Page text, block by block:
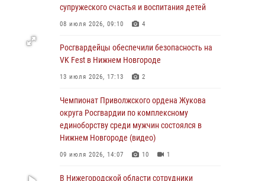
ведомственной акции «Каникулы с
Росгвардейцы обеспечили безопасность на
VK Fest в Нижнем Новгороде
Нижегородские росгвардейцы за
прошедшую неделю выезжали более 750 раз
по сигналу «тревога»
13 июля 2026, 06:45
Росгвардейцы предотвратили серию краж в
супружеского счастья и воспитания детей
08 июля 2026, 09:10 4
Росгвардейцы обеспечили безопасность на
VK Fest в Нижнем Новгороде
13 июля 2026, 17:13 2
Чемпионат Приволжского ордена Жукова
округа Росгвардии по комплексному
единоборству среди мужчин состоялся в
Нижнем Новгороде (видео)
09 июля 2026, 14:07 10 1
В Нижегородской области сотрудники